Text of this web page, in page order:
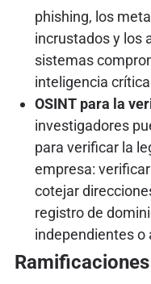
phishing, los
incrustados y los
sistemas
inteligencia
OSINT para la
investigadores
para verificar la
empresa:
cotejar
registro de
independientes o